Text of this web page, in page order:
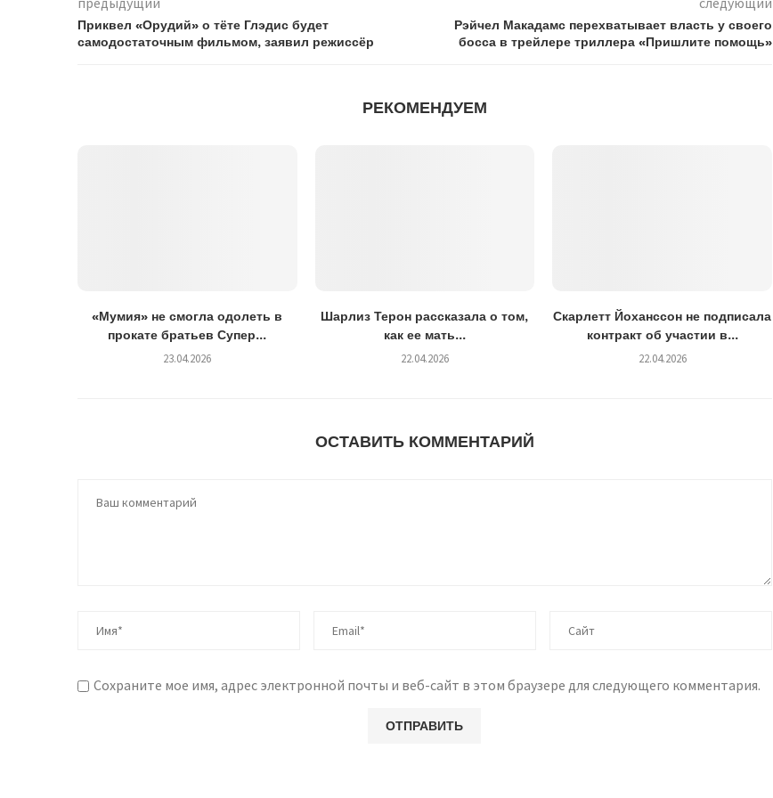
Приквел «Орудий» о тёте Глэдис будет
самодостаточным фильмом, заявил режиссёр
Рэйчел Макадамс перехватывает власть у своего
босса в трейлере триллера «Пришлите помощь»
РЕКОМЕНДУЕМ
«Мумия» не смогла одолеть в
прокате братьев Супер...
23.04.2026
Шарлиз Терон рассказала о том,
как ее мать...
22.04.2026
Скарлетт Йоханссон не подписала
контракт об участии в...
22.04.2026
ОСТАВИТЬ КОММЕНТАРИЙ
Сохраните мое имя, адрес электронной почты и веб-сайт в этом браузере для следующего комментария.